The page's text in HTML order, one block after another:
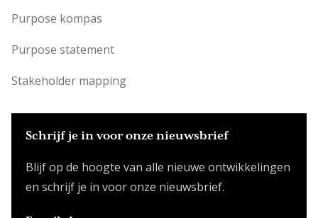
Purpose kompas
Purpose statement
Stakeholder mapping
Schrijf je in voor onze nieuwsbrief
Blijf op de hoogte van alle nieuwe ontwikkelingen
en schrijf je in voor onze nieuwsbrief.